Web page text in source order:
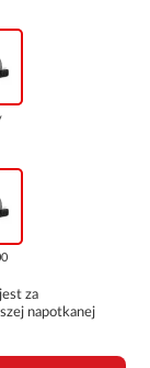
za
napotkanej